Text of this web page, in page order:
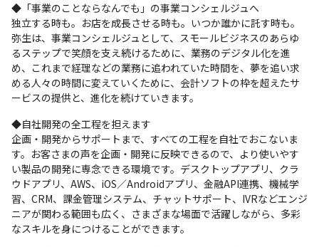
◆「事業のことならなんでも」の事業コンシェルジュへ
独立する時も。お店を成長させる時も。いつか誰かに託す時も。
弥生は、事業コンシェルジュとして、スモールビジネスのあらゆ
るステップで笑顔を支え続けるために、業務のデジタル化を進
め、これまで経理などの業務に追われていた時間を、夢を追い求
める人々の時間に変えていくために、会計ソフトの枠を超えたサ
ービスの提供と、進化を続けていきます。
◆自社開発の全工程を担えます
企画・開発からサポートまで、すべての工程を自社でおこないま
す。お客さまの声を企画・開発に反映できるので、より使いやす
い製品の開発に専念できる環境です。デスクトップアプリ、クラ
ウドアプリ、AWS、iOS／Androidアプリ、金融API連携、機械学
習、CRM、課金管理システム、チャットサポート、IVRなどエンジ
ニアが関わる範囲も広く、さまざまな場面で活躍しながら、多彩
なスキルを身につけることができます。